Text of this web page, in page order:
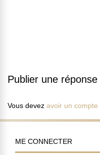
Publier une réponse
Vous devez avoir un compte
ME CONNECTER